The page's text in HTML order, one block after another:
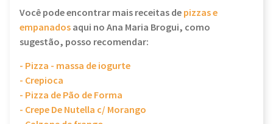
Você pode encontrar mais receitas depizzas e
empanadosaqui no Ana Maria Brogui, como
sugestão, posso recomendar:
- Pizza - massa de iogurte
- Crepioca
- Pizza de Pão de Forma
- Crepe De Nutella c/ Morango